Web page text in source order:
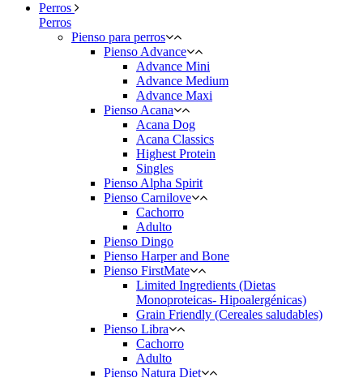
Perros
Perros
Pienso para perros
Pienso Advance
Advance Mini
Advance Medium
Advance Maxi
Pienso Acana
Acana Dog
Acana Classics
Highest Protein
Singles
Pienso Alpha Spirit
Pienso Carnilove
Cachorro
Adulto
Pienso Dingo
Pienso Harper and Bone
Pienso FirstMate
Limited Ingredients (Dietas
Monoproteicas- Hipoalergénicas)
Grain Friendly (Cereales saludables)
Pienso Libra
Cachorro
Adulto
Pienso Natura Diet